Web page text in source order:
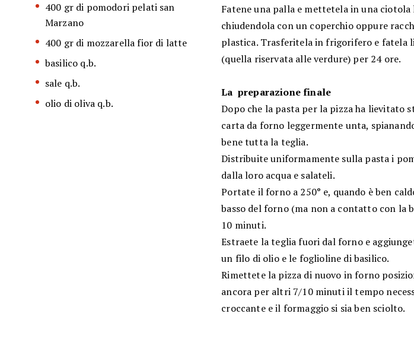
400 gr di pomodori pelati san
Marzano
400 gr di mozzarella fior di latte
basilico q.b.
sale q.b.
olio di oliva q.b.
Fatene una palla e mettetela in una
chiudendola con un coperchio oppure
plastica. Trasferitela in frigorifero e fatela
(quella riservata alle verdure) per 24 ore.
La preparazione finale
Dopo che la pasta per la pizza ha lievitato
carta da forno leggermente unta,
bene tutta la teglia.
Distribuite uniformamente sulla pasta i
dalla loro acqua e salateli.
Portate il forno a 250° e, quando è ben
basso del forno (ma non a contatto con la
10 minuti.
Estraete la teglia fuori dal forno e
un filo di olio e le foglioline di basilico.
Rimettete la pizza di nuovo in forno
ancora per altri 7/10 minuti il tempo
croccante e il formaggio si sia ben sciolto.